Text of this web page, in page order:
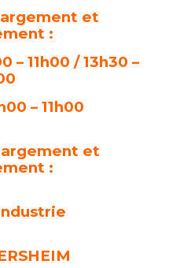
et
:
– 11h00 / 13h30 –
– 11h00
et
: